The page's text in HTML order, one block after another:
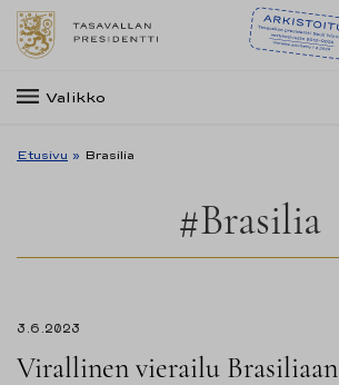
Valikko
Etusivu » Brasilia
#Brasilia
3.6.2023
Virallinen vierailu Brasiliaan